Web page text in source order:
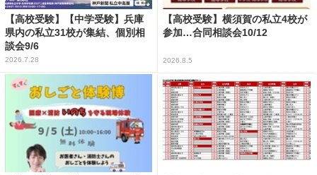
【高校受験】【中学受験】兵庫
県内の私立31校が集結、個別相
談会9/6
2026.7.28
【高校受験】横須賀の私立4校が
参加…合同相談会10/12
2026.8.5